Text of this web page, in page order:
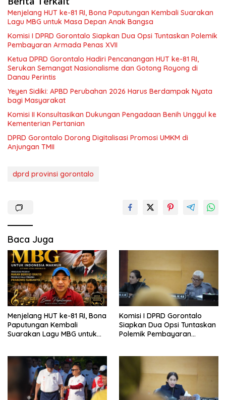
Menjelang HUT ke-81 RI, Bona Paputungan Kembali Suarakan
Lagu MBG untuk Masa Depan Anak Bangsa
Komisi I DPRD Gorontalo Siapkan Dua Opsi Tuntaskan Polemik
Pembayaran Armada Penas XVII
Ketua DPRD Gorontalo Hadiri Pencanangan HUT ke-81 RI,
Serukan Semangat Nasionalisme dan Gotong Royong di
Danau Perintis
Yeyen Sidiki: APBD Perubahan 2026 Harus Berdampak Nyata
bagi Masyarakat
Komisi II Konsultasikan Dukungan Pengadaan Benih Unggul ke
Kementerian Pertanian
DPRD Gorontalo Dorong Digitalisasi Promosi UMKM di
Anjungan TMII
dprd provinsi gorontalo
Baca Juga
Menjelang HUT ke-81 RI, Bona
Paputungan Kembali
Suarakan Lagu MBG untuk
Komisi I DPRD Gorontalo
Siapkan Dua Opsi Tuntaskan
Polemik Pembayaran